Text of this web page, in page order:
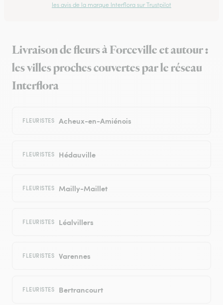
les avis de la marque Interflora sur Trustpilot
Livraison de fleurs à Forceville et autour :
les villes proches couvertes par le réseau
Interflora
FLEURISTES Acheux-en-Amiénois
FLEURISTES Hédauville
FLEURISTES Mailly-Maillet
FLEURISTES Léalvillers
FLEURISTES Varennes
FLEURISTES Bertrancourt